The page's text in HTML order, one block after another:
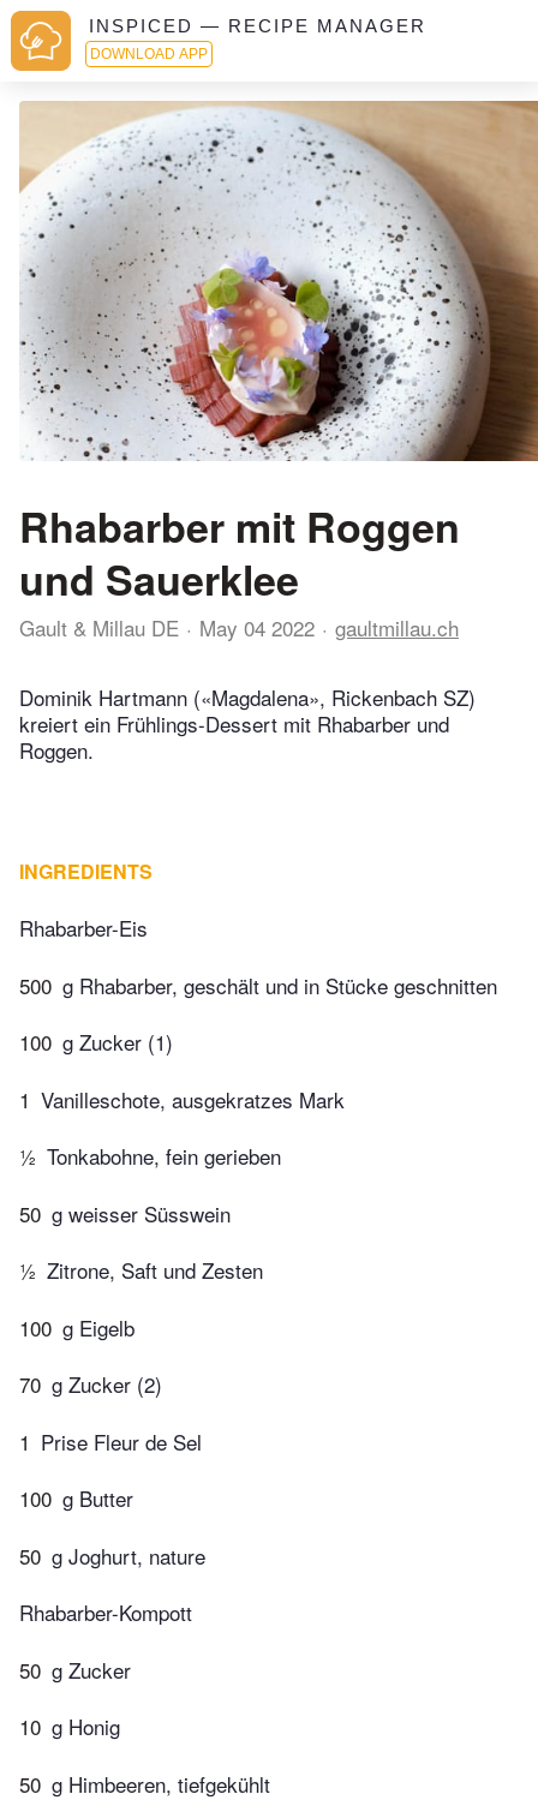
INSPICED — RECIPE MANAGER
DOWNLOAD APP
Rhabarber mit Roggen
und Sauerklee
Gault & Millau DE May 04 2022 gaultmillau.ch
Dominik Hartmann («Magdalena», Rickenbach SZ)
kreiert ein Frühlings-Dessert mit Rhabarber und
Roggen.
INGREDIENTS
Rhabarber-Eis
500 g Rhabarber, geschält und in Stücke geschnitten
100 g Zucker (1)
1 Vanilleschote, ausgekratzes Mark
½ Tonkabohne, fein gerieben
50 g weisser Süsswein
½ Zitrone, Saft und Zesten
100 g Eigelb
70 g Zucker (2)
1 Prise Fleur de Sel
100 g Butter
50 g Joghurt, nature
Rhabarber-Kompott
50 g Zucker
10 g Honig
50 g Himbeeren, tiefgekühlt